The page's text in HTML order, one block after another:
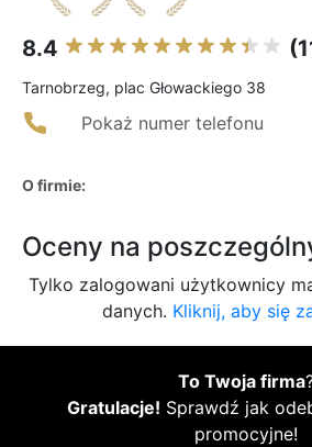
8.4
Tarnobrzeg, plac Głowackiego 38
Pokaż numer telefonu
O firmie:
Oceny na
Tylko zalogowani użytkownicy
danych. Kliknij, aby się
To Twoja firma
Gratulacje! Sprawdź jak
promocyjne!